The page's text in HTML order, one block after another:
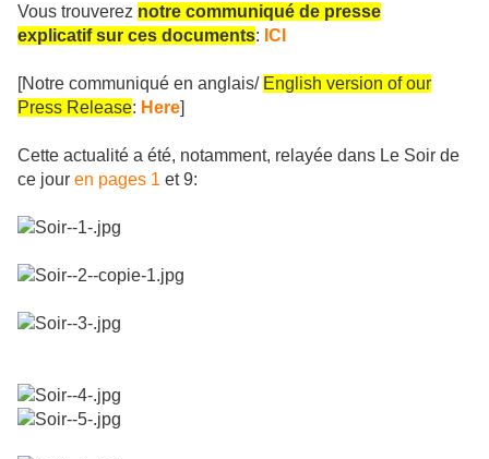
Vous trouverez notre communiqué de presse
explicatif sur ces documents: ICI
[Notre communiqué en anglais/ English version of our
Press Release: Here]
Cette actualité a été, notamment, relayée dans Le Soir de
ce jour en pages 1 et 9: